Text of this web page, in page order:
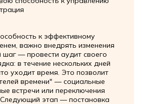
к эффективному
важно внедрять изменения
— провести аудит своего
в течение нескольких дней
уходит время. Это позволит
времени" — социальные
встречи или переключения
этап — постановка